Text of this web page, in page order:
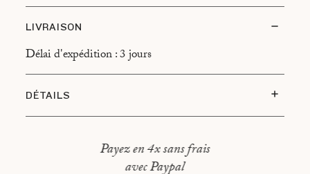
LIVRAISON
Délai d'expédition : 3 jours
DÉTAILS
100% pure laine des Pyrénées
Taille : 110 × 220 cm
Payez en 4x sans frais
avec Paypal